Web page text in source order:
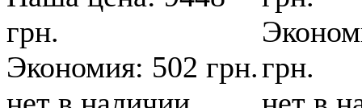
грн.
Экономия: 502 грн.грн.